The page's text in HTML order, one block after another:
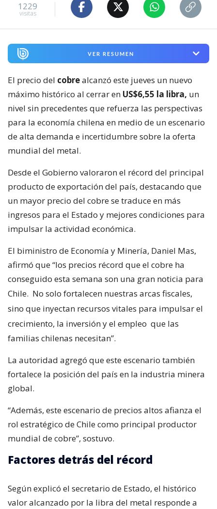
1229
visitas
VER RESUMEN
El precio del cobrealcanzó este jueves un nuevo
máximo histórico al cerrar en US$6,55 la libra, un
nivel sin precedentes que refuerza las perspectivas
para la economía chilena en medio de un escenario
de alta demanda e incertidumbre sobre la oferta
mundial del metal.
Desde el Gobierno valoraron el récord del principal
producto de exportación del país, destacando que
un mayor precio del cobre se traduce en más
ingresos para el Estado y mejores condiciones para
impulsar la actividad económica.
El biministro de Economía y Minería, Daniel Mas,
afirmó que “los precios récord que el cobre ha
conseguido esta semana son una gran noticia para
Chile. No solo fortalecen nuestras arcas fiscales,
sino que inyectan recursos vitales para impulsar el
crecimiento, la inversión y el empleo que las
familias chilenas necesitan”.
La autoridad agregó que este escenario también
fortalece la posición del país en la industria minera
global.
“Además, este escenario de precios altos afianza el
rol estratégico de Chile como principal productor
mundial de cobre”, sostuvo.
Factores detrás del récord
Según explicó el secretario de Estado, el histórico
valor alcanzado por la libra del metal responde a